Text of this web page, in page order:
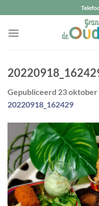
naar
inhoud
Gepubliceerd 23 oktober
20220918_162429